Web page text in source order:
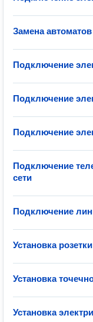
Замена автоматов
Подключение
Подключение
Подключение
Подключение
сети
Подключение
Установка
Установка
Установка